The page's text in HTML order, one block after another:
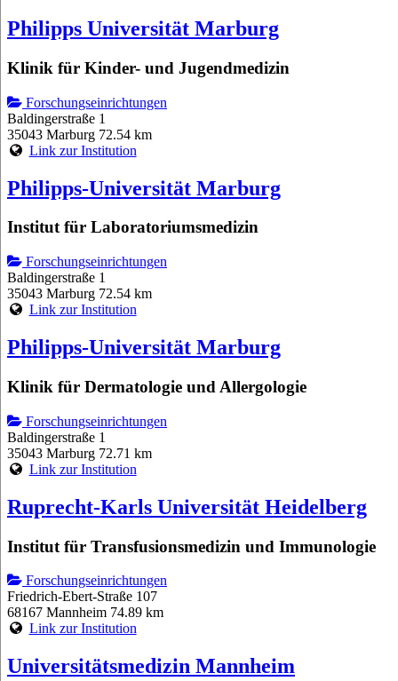
Philipps Universität Marburg
Klinik für Kinder- und Jugendmedizin
Forschungseinrichtungen
Baldingerstraße 1
35043 Marburg 72.54 km
Link zur Institution
Philipps-Universität Marburg
Institut für Laboratoriumsmedizin
Forschungseinrichtungen
Baldingerstraße 1
35043 Marburg 72.54 km
Link zur Institution
Philipps-Universität Marburg
Klinik für Dermatologie und Allergologie
Forschungseinrichtungen
Baldingerstraße 1
35043 Marburg 72.71 km
Link zur Institution
Ruprecht-Karls Universität Heidelberg
Institut für Transfusionsmedizin und Immunologie
Forschungseinrichtungen
Friedrich-Ebert-Straße 107
68167 Mannheim 74.89 km
Link zur Institution
Universitätsmedizin Mannheim